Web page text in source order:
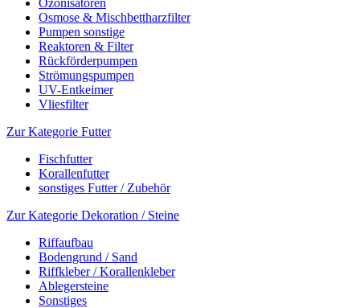
Ozonisatoren
Osmose & Mischbettharzfilter
Pumpen sonstige
Reaktoren & Filter
Rückförderpumpen
Strömungspumpen
UV-Entkeimer
Vliesfilter
Zur Kategorie Futter
Fischfutter
Korallenfutter
sonstiges Futter / Zubehör
Zur Kategorie Dekoration / Steine
Riffaufbau
Bodengrund / Sand
Riffkleber / Korallenkleber
Ablegersteine
Sonstiges